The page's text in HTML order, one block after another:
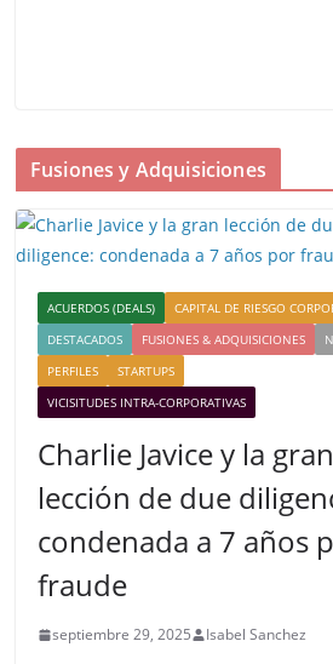
Fusiones y Adquisiciones
ACUERDOS (DEALS)
CAPITAL DE RIESGO
DESTACADOS
FUSIONES & ADQUISICIONES
PERFILES
STARTUPS
VICISITUDES INTRA-CORPORATIVAS
Charlie Javice y la gran
lección de due
condenada a 7 años
fraude
septiembre 29, 2025 Isabel Sanchez